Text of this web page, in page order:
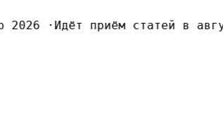
· Идёт приём статей в